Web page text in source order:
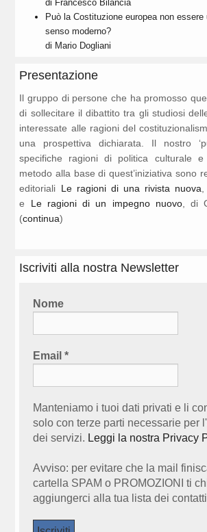
di Francesco Bilancia
Può la Costituzione europea non
senso moderno?
di Mario Dogliani
Presentazione
Il gruppo di persone che ha promosso
di sollecitare il dibattito tra gli studiosi
interessate alle ragioni del
una prospettiva dichiarata. Il nostro
specifiche ragioni di politica culturale
metodo alla base di quest’iniziativa sono
editoriali Le ragioni di una rivista nuova
e Le ragioni di un impegno nuovo, di
(continua)
Iscriviti alla nostra Newsletter
Nome
Email*
Manteniamo i tuoi dati privati e li
solo con terze parti necessarie per
dei servizi. Leggi la nostra Privacy
Avviso: per evitare che la mail
cartella SPAM o PROMOZIONI ti
aggiungerci alla tua lista dei